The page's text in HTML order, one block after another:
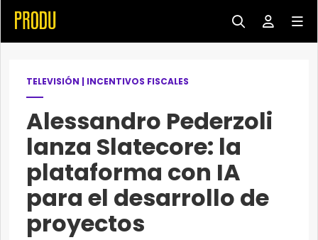
TELEVISIÓN | INCENTIVOS FISCALES
Alessandro Pederzoli
lanza Slatecore: la
plataforma con IA
para el desarrollo de
proyectos